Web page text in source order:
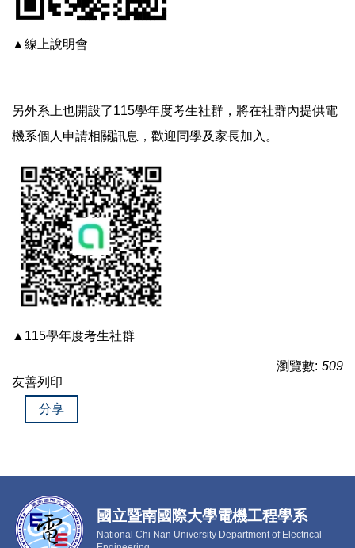
▲線上說明會
另外系上也開設了115學年度考生社群，將在社群內提供電
機系個人申請相關訊息，歡迎同學及家長加入。
▲115學年度考生社群
瀏覽數: 509
友善列印
分享
國立暨南國際大學電機工程學系
National Chi Nan University Department of Electrical